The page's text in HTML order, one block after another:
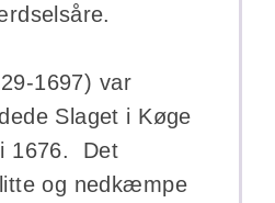
1697) var
Slaget i Køge
1676. Det
og nedkæmpe